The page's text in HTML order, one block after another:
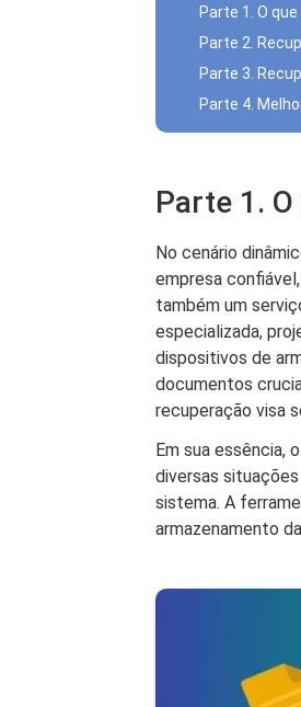
Parte 1. O
Parte 2.
Parte 3.
Parte 4.
Parte 1.
No cenário
empresa
também um
especializada,
dispositivos de
documentos
recuperação visa
Em sua essência,
diversas
sistema. A
armazenamento